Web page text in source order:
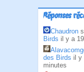
Réponses
Chaudron
Birds il y a
des Birds il y
minutes